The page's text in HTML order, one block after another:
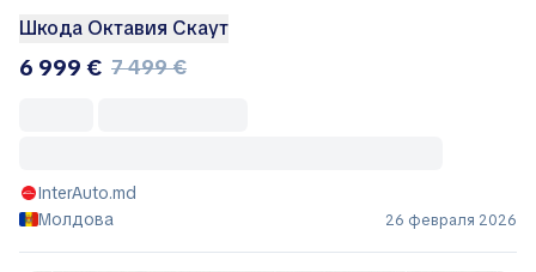
Шкода Октавия Скаут
6 999 € 7 499 €
InterAuto.md
Молдова
26 февраля 2026